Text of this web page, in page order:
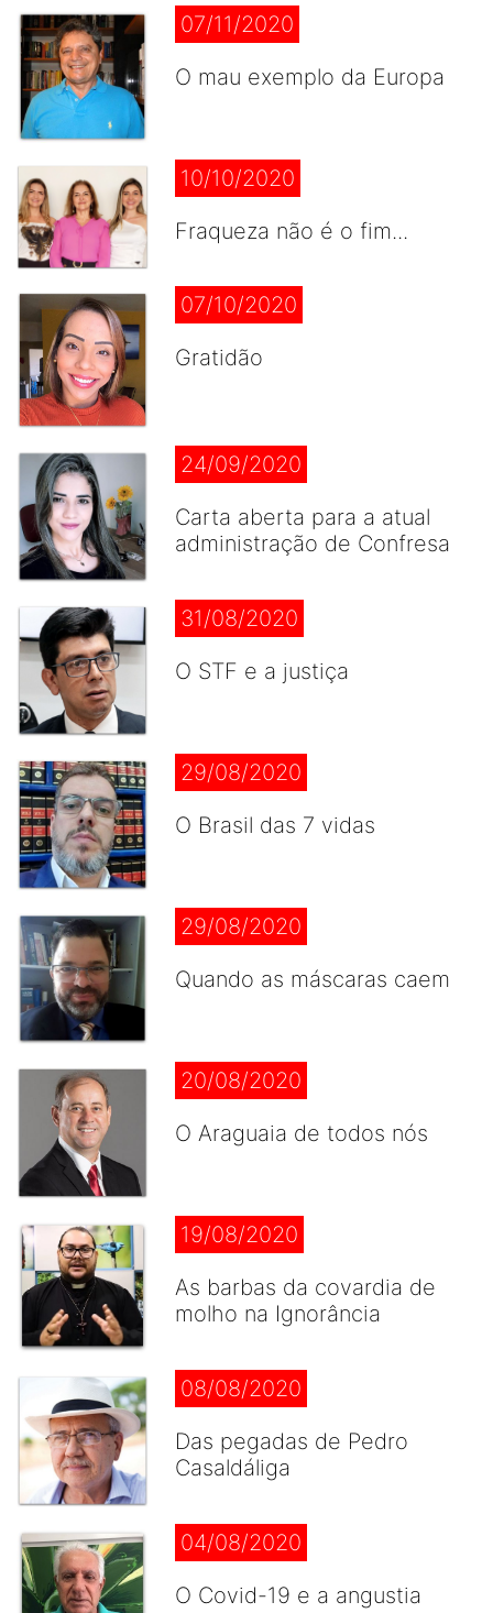
07/11/2020
O mau exemplo da Europa
10/10/2020
Fraqueza não é o fim...
07/10/2020
Gratidão
24/09/2020
Carta aberta para a atual
administração de Confresa
31/08/2020
O STF e a justiça
29/08/2020
O Brasil das 7 vidas
29/08/2020
Quando as máscaras caem
20/08/2020
O Araguaia de todos nós
19/08/2020
As barbas da covardia de
molho na Ignorância
08/08/2020
Das pegadas de Pedro
Casaldáliga
04/08/2020
O Covid-19 e a angustia